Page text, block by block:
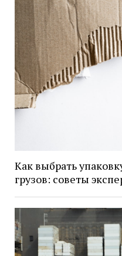
Как выбрать
грузов: советы